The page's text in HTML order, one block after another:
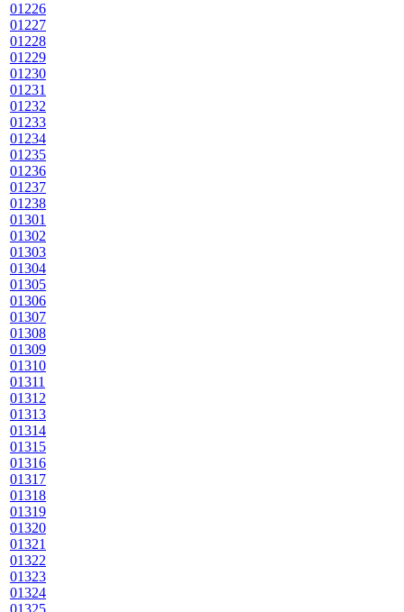
01226
01227
01228
01229
01230
01231
01232
01233
01234
01235
01236
01237
01238
01301
01302
01303
01304
01305
01306
01307
01308
01309
01310
01311
01312
01313
01314
01315
01316
01317
01318
01319
01320
01321
01322
01323
01324
01325